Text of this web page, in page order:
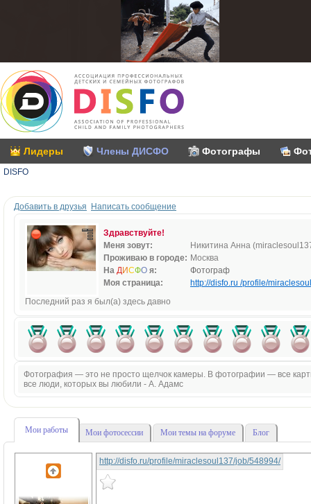
Лидеры Члены ДИСФО Фотографы
DISFO
Добавить в друзья Написать сообщение
Здравствуйте!
Меня зовут:
Никитина Анна
Проживаю в городе: Москва
На ДИСФО я:
Фотограф
Моя страница:
http://disfo.ru /profile/
Последний раз я был(а) здесь давно
Фотография — это не просто щелчок камеры. В фотографии — все
все люди, которых вы любили - А. Адамс
Мои работы Мои фотосессии Мои темы на форуме Блог
http://disfo.ru/profile/miraclesoul137/job/548994/